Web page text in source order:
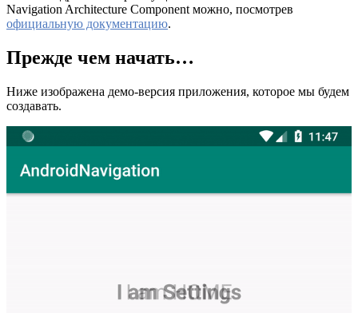
Navigation Architecture Component можно, посмотрев
официальную документацию.
Прежде чем начать…
Ниже изображена демо-версия приложения, которое мы будем
создавать.